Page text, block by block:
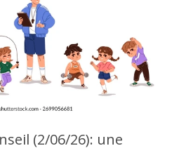
(2/06/26): une